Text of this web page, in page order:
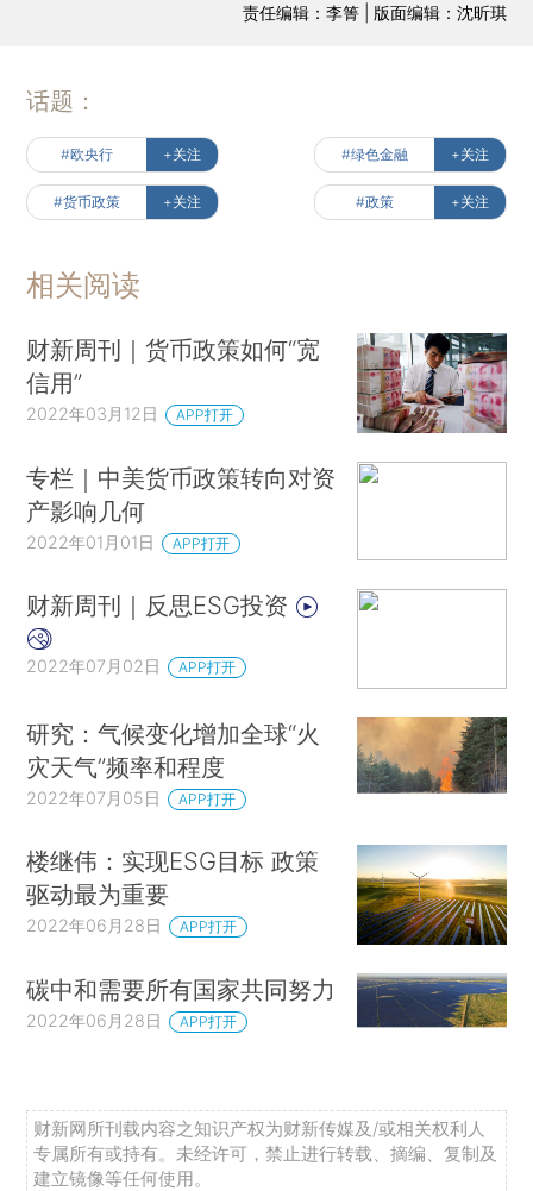
责任编辑：李箐 | 版面编辑：沈昕琪
话题：
#欧央行 +关注 #绿色金融 +关注
#货币政策 +关注 #政策 +关注
相关阅读
财新周刊｜货币政策如何“宽
信用”
2022年03月12日 APP打开
专栏｜中美货币政策转向对资
产影响几何
2022年01月01日 APP打开
财新周刊｜反思ESG投资
2022年07月02日 APP打开
研究：气候变化增加全球“火
灾天气”频率和程度
2022年07月05日 APP打开
楼继伟：实现ESG目标 政策
驱动最为重要
2022年06月28日 APP打开
碳中和需要所有国家共同努力
2022年06月28日 APP打开
财新网所刊载内容之知识产权为财新传媒及/或相关权利人
专属所有或持有。未经许可，禁止进行转载、摘编、复制及
建立镜像等任何使用。